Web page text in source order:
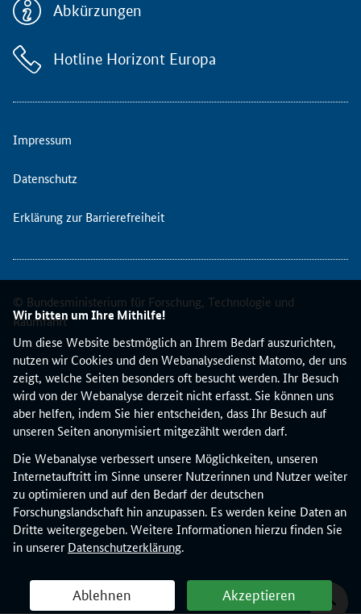
Wir bitten um Ihre Mithilfe!
Um diese Website bestmöglich an Ihrem Bedarf auszurichten,
nutzen wir Cookies und den Webanalysedienst Matomo, der uns
zeigt, welche Seiten besonders oft besucht werden. Ihr Besuch
wird von der Webanalyse derzeit nicht erfasst. Sie können uns
aber helfen, indem Sie hier entscheiden, dass Ihr Besuch auf
unseren Seiten anonymisiert mitgezählt werden darf.
Die Webanalyse verbessert unsere Möglichkeiten, unseren
Internetauftritt im Sinne unserer Nutzerinnen und Nutzer weiter
zu optimieren und auf den Bedarf der deutschen
Forschungslandschaft hin anzupassen. Es werden keine Daten an
Dritte weitergegeben. Weitere Informationen hierzu finden Sie
in unserer Datenschutzerklärung.
Ablehnen Akzeptieren
e
n
F
o
m
t
p
s
w
i
e
u
n
d
z
u
w
e
l
c
h
e
m
Z
e
Abkürzungen
Hotline Horizont Europa
Impressum
Datenschutz
Erklärung zur Barrierefreiheit
© Bundesministerium für Forschung, Technologie und
Raumfahrt